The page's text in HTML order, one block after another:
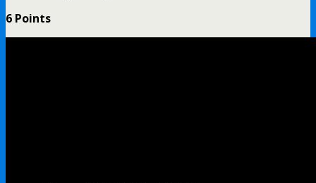
6 Points